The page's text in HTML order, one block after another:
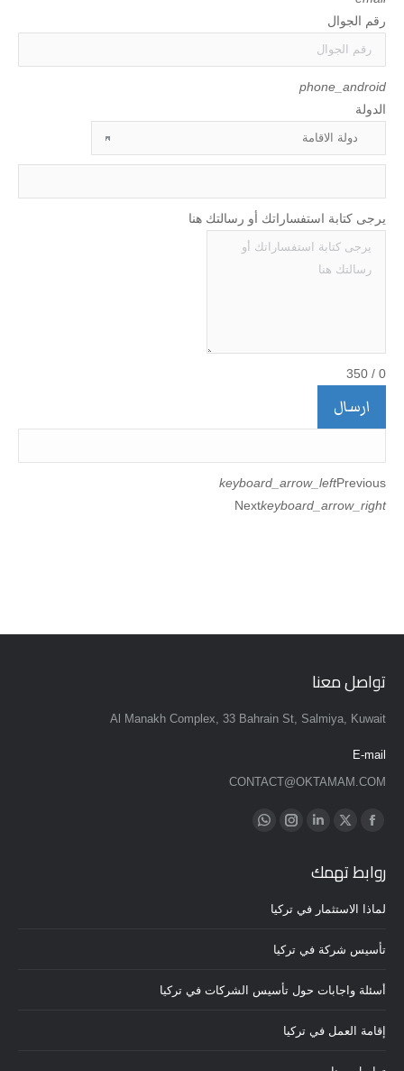
رقم الجوال
phone_android
الدولة
يرجى كتابة استفساراتك أو رسالتك هنا
0
/
350
ارسال
keyboard_arrow_leftPrevious
Nextkeyboard_arrow_right
تواصل معنا
Al Manakh Complex, 33 Bahrain St, Salmiya, Kuwait
E-mail
CONTACT@OKTAMAM.COM
Find us on:
opens
in
window
opens
window
Linkedin
opens
window
Instagram
in
window
Whatsapp
روابط تهمك
لماذا الاستثمار في تركيا
تأسيس شركة في تركيا
أسئلة واجابات حول تأسيس الشركات في تركيا
إقامة العمل في تركيا